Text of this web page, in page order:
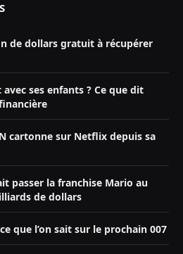
de dollars gratuit à récupérer
ses enfants ? Ce que dit
cartonne sur Netflix depuis sa
passer la franchise Mario au
de dollars
que l’on sait sur le prochain 007